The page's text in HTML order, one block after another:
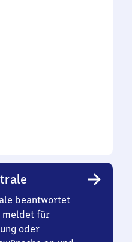
beantwortet
meldet für
oder